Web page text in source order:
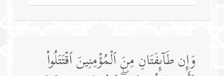
وَإِن طَاۤىِٕفَتَانِ مِنَ ٱلۡمُؤۡمِنِینَ ٱقۡتَتَلُوا۟